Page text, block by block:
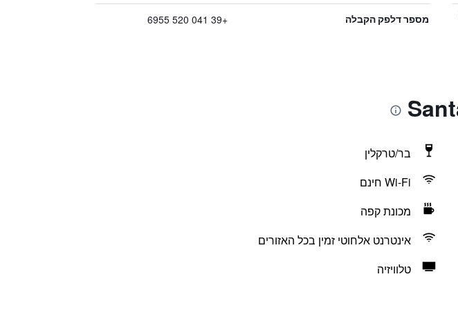
מספר דלפק הקבלה +39 041 520 6955
בר/טרקלין
Wi-Fi חינם
מכונת קפה
אינטרנט אלחוטי זמין בכל האזורים
טלוויזיה